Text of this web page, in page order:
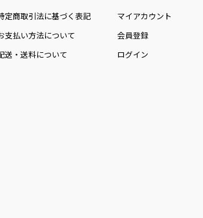
定商取引法に基づく表記
⽀払い⽅法について
送・送料について
マイアカウント
会員登録
ログイン